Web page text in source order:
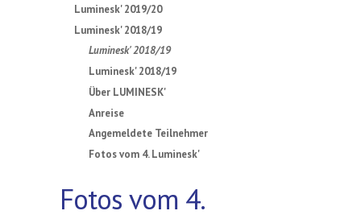
Luminesk' 2019/20
Luminesk' 2018/19
Luminesk' 2018/19
Luminesk' 2018/19
Über LUMINESK'
Anreise
Angemeldete Teilnehmer
Fotos vom 4. Luminesk'
Fotos vom 4.